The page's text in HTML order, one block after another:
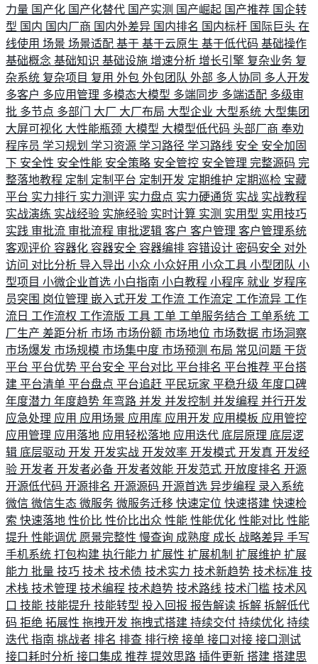
力量 国产化 国产化替代 国产实测 国产崛起 国产推荐 国企转
型 国内 国内厂商 国内外差异 国内排名 国内标杆 国际巨头 在
线使用 场景 场景适配 基于 基于云原生 基于低代码 基础操作
基础概念 基础知识 基础设施 增速分析 增长引擎 复杂业务 复
杂系统 复杂项目 复用 外包 外包团队 外部 多人协同 多人开发
多客户 多应用管理 多模态大模型 多端同步 多端适配 多级审
批 多节点 多部门 大厂 大厂布局 大型企业 大型系统 大型集团
大屏可视化 大性能瓶颈 大模型 大模型低代码 头部厂商 奉劝
程序员 学习规划 学习资源 学习路径 学习路线 安全 安全加固
下 安全性 安全性能 安全策略 安全管控 安全管理 完整源码 完
整落地教程 定制 定制平台 定制开发 定期维护 定期巡检 宝藏
平台 实力排行 实力测评 实力盘点 实力硬通货 实战 实战教程
实战演练 实战经验 实施经验 实时计算 实测 实用型 实用技巧
实践 审批流 审批流程 审批逻辑 客户 客户管理 客户管理系统
客观评价 容器化 容器安全 容器编排 容错设计 密码安全 对外
访问 对比分析 导入导出 小众 小众好用 小众工具 小型团队 小
型项目 小微企业首选 小白指南 小白教程 小程序 就业 岁程序
员突围 岗位管理 嵌入式开发 工作流 工作流定 工作流异 工作
流日 工作流权 工作流版 工具 工单 工单服务结合 工单系统 工
厂生产 差距分析 市场 市场份额 市场地位 市场数据 市场洞察
市场爆发 市场规模 市场集中度 市场预测 布局 常见问题 干货
平台 平台优势 平台安全 平台对比 平台排名 平台推荐 平台搭
建 平台清单 平台盘点 平台追赶 平民玩家 平稳升级 年度口碑
年度潜力 年度趋势 年弯路 并发 并发控制 并发编程 并行开发
应急处理 应用 应用场景 应用库 应用开发 应用模板 应用管控
应用管理 应用落地 应用轻松落地 应用迭代 底层原理 底层逻
辑 底层驱动 开发 开发实战 开发效率 开发模式 开发真 开发经
验 开发者 开发者必备 开发者效能 开发范式 开放度排名 开源
开源低代码 开源排名 开源源码 开源首选 异步编程 录入系统
微信 微信生态 微服务 微服务迁移 快速定位 快速搭建 快速检
索 快速落地 性价比 性价比出众 性能 性能优化 性能对比 性能
提升 性能调优 愿景完整性 慢查询 成熟度 成长 战略差异 手写
手机系统 打包构建 执行能力 扩展性 扩展机制 扩展维护 扩展
能力 批量 技巧 技术 技术债 技术实力 技术新趋势 技术标准 技
术栈 技术管理 技术编程 技术趋势 技术路线 技术门槛 技术风
口 技能 技能提升 技能转型 投入回报 报告解读 拆解 拆解低代
码 拒绝 拓展性 拖拽开发 拖拽式搭建 持续交付 持续优化 持续
迭代 指南 挑战者 排名 排查 排行榜 接单 接口对接 接口测试
接口耗时分析 接口集成 推荐 提效思路 插件更新 搭建 搭建思